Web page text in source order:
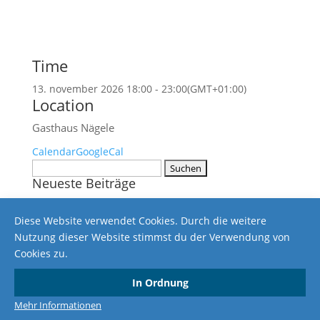
Time
13. november 2026 18:00 - 23:00(GMT+01:00)
Location
Gasthaus Nägele
CalendarGoogleCal
nach:
Neueste Beiträge
Ergebnisse vom 10.02.2018
Ergebnisse vom 3. November 2017
Ergebnisse vom 18. März 2017
Ergebnisse vom 25. Februar 2017
Datenschutzerklärung
Diese Website verwendet Cookies. Durch die weitere
Nutzung dieser Website stimmst du der Verwendung von
Cookies zu.
In Ordnung
Mehr Informationen